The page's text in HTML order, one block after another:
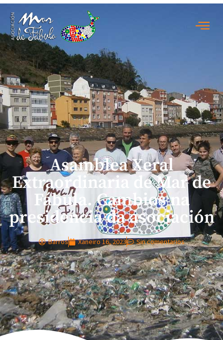
Asamblea Xeral
Extraordinaria de Mar de
Fábula. Cambios na
presidencia da asociación
Barros Xaneiro 16, 2023 Sin comentarios